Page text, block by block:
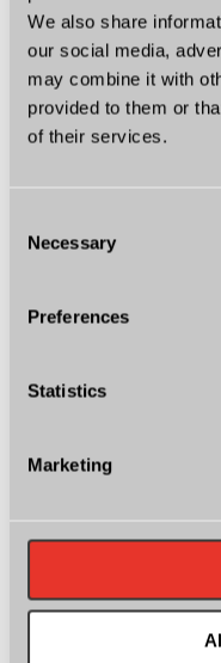
We also share
our social media,
may combine it with
provided to them or
of their services.
Selection
Necessary
Preferences
Statistics
Marketing
Podmioty trzecie
zewnętrznych,
mogą
pokrewne
Twojej wizyty w
tego, aby
Serwisie lub w
kontroli nad
które są
tych podmiotów
podmiotów
“cookies” lub